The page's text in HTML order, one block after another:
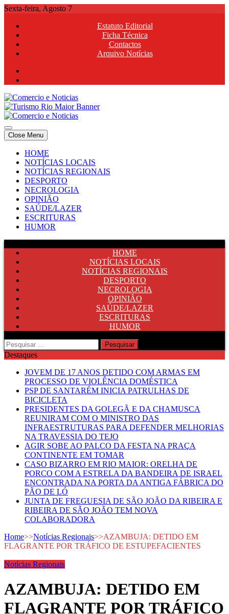
Skip
content
Sexta-feira, Agosto 7
Estatuto Editorial
Ficha Técnica
Contactos
Arquivo Notícias
Comercio e Noticias
Notícias e Publicidade Online
Comercio e Noticias
Notícias e Publicidade Online
Close Menu
HOME
NOTÍCIAS LOCAIS
NOTÍCIAS REGIONAIS
DESPORTO
NECROLOGIA
OPINIÃO
SAÚDE/LAZER
ESCRITURAS
HUMOR
HOME
NOTÍCIAS LOCAIS
NOTÍCIAS REGIONAIS
DESPORTO
NECROLOGIA
OPINIÃO
SAÚDE/LAZER
ESCRITURAS
HUMOR
Pesquisar
por:
Destaques
JOVEM DE 17 ANOS DETIDO COM ARMAS EM
PROCESSO DE VIOLÊNCIA DOMÉSTICA
PSP DE SANTARÉM INICIA PATRULHAS DE
BICICLETA
PRESIDENTES DA GOLEGÃ E DA CHAMUSCA
REUNIRAM COM O MINISTRO DAS
INFRAESTRUTURAS PARA DEFENDER MELHORIAS
NA TRAVESSIA DO TEJO
AGIR SOBE AO PALCO DA FESTA NA PRAÇA
CONTINENTE EM TOMAR
CASO BIZARRO EM RIO MAIOR: ORELHA DE
PORCO COM A ESTRELA DA BANDEIRA DE ISRAEL
ENCONTRADA NA PORTA DA ANTIGA FÁBRICA DO
PÃO DE LÓ
JUNTA DE FREGUESIA DE SÃO JOÃO DA RIBEIRA E
RIBEIRA DE SÃO JOÃO TEM NOVA
COLABORADORA
Home>>Notícias Regionais>>AZAMBUJA: DETIDO EM
FLAGRANTE POR TRÁFICO DE ESTUPEFACIENTES
Notícias Regionais
AZAMBUJA: DETIDO EM
FLAGRANTE POR TRÁFICO